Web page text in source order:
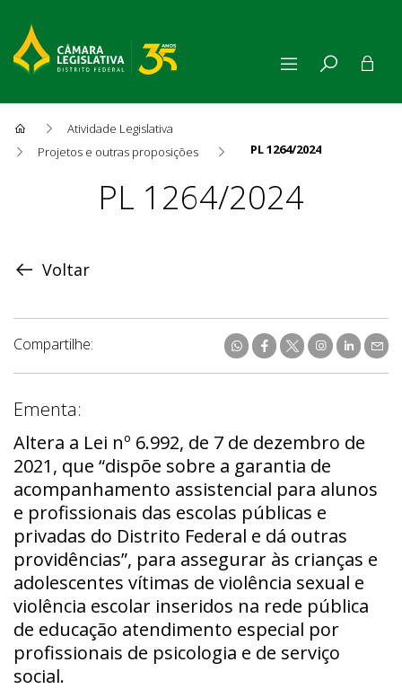
Atividade Legislativa
Projetos e outras proposições
PL 1264/2024
ProposiçãoPL 1264/2024
Voltar
Compartilhe:
Ementa:
Altera a Lei nº 6.992, de 7 de dezembro de
2021, que “dispõe sobre a garantia de
acompanhamento assistencial para alunos
e profissionais das escolas públicas e
privadas do Distrito Federal e dá outras
providências”, para assegurar às crianças e
adolescentes vítimas de violência sexual e
violência escolar inseridos na rede pública
de educação atendimento especial por
profissionais de psicologia e de serviço
social.